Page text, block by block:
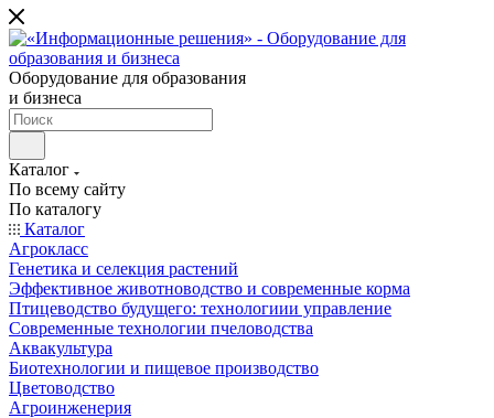
Оборудование для образования
и бизнеса
Каталог
По всему сайту
По каталогу
Каталог
Агрокласс
Генетика и селекция растений
Эффективное животноводство и современные корма
Птицеводство будущего: технологиии управление
Современные технологии пчеловодства
Аквакультура
Биотехнологии и пищевое производство
Цветоводство
Агроинженерия